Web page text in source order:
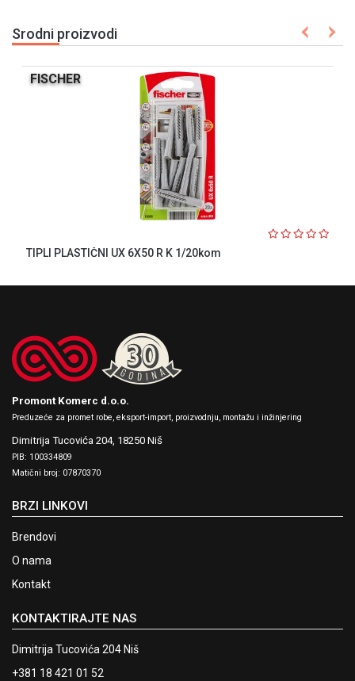
Srodni proizvodi
FISCHER
TIPLI PLASTIČNI UX 6X50 R K 1/20kom
Promont Komerc d.o.o.
Preduzeće za promet robe, eksport-import, proizvodnju, montažu i inžinjering
Dimitrija Tucovića 204, 18250 Niš
PIB: 100334809
Matični broj: 07870370
BRZI LINKOVI
Brendovi
O nama
Kontakt
KONTAKTIRAJTE NAS
Dimitrija Tucovića 204 Niš
+381 18 421 01 52